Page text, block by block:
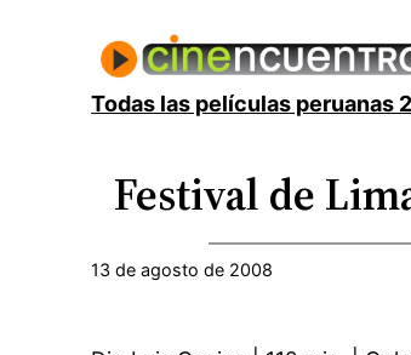
contenidoTodas las películas peruanas
Festival de
13 de agosto de 2008